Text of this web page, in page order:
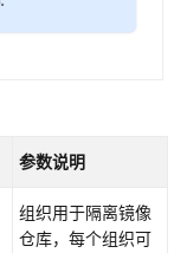
参数说明
组织用于隔离镜像
仓库，每个组织可